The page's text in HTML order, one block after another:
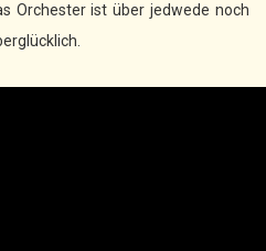
Orchester ist über jedwede noch